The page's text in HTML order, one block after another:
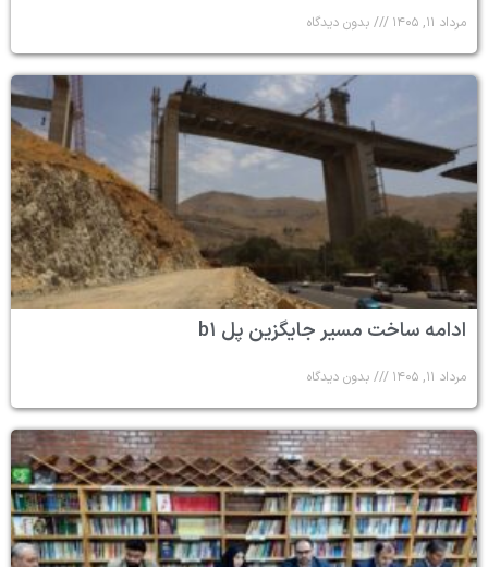
مرداد ۱۱, ۱۴۰۵ بدون دیدگاه
ادامه ساخت مسیر جایگزین پل b۱
مرداد ۱۱, ۱۴۰۵ بدون دیدگاه